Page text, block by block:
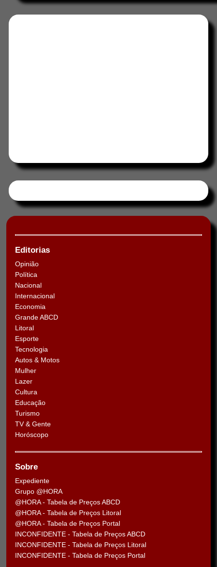
Editorias
Opinião
Política
Nacional
Internacional
Economia
Grande ABCD
Litoral
Esporte
Tecnologia
Autos & Motos
Mulher
Lazer
Cultura
Educação
Turismo
TV & Gente
Horóscopo
Sobre
Expediente
Grupo @HORA
@HORA - Tabela de Preços ABCD
@HORA - Tabela de Preços Litoral
@HORA - Tabela de Preços Portal
INCONFIDENTE - Tabela de Preços ABCD
INCONFIDENTE - Tabela de Preços Litoral
INCONFIDENTE - Tabela de Preços Portal